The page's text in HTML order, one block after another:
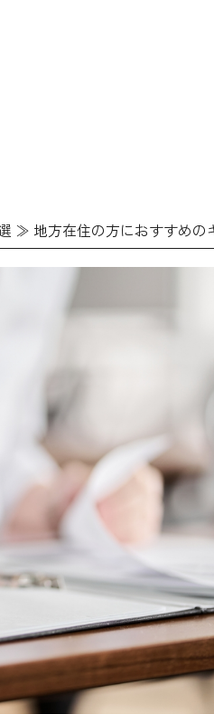
≫ 地方在住の方におすすめの